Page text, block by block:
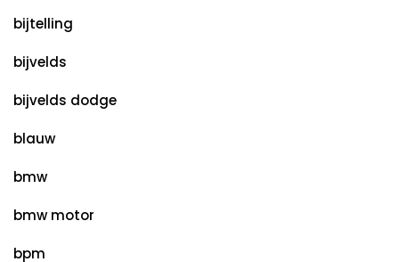
bijtelling
bijvelds
bijvelds dodge
blauw
bmw
bmw motor
bpm